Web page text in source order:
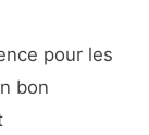
pour les
bon